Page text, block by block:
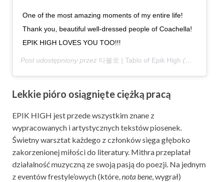
One of the most amazing moments of my entire life!
Thank you, beautiful well-dressed people of Coachella!
EPIK HIGH LOVES YOU TOO!!!
Post udostępniony przez 타블로 | Tablo of Epik High (@blobyblo)
Lekkie pióro osiągnięte ciężką pracą
EPIK HIGH jest przede wszystkim znane z
wypracowanych i artystycznych tekstów piosenek.
Świetny warsztat każdego z członków sięga głęboko
zakorzenionej miłości do literatury. Mithra przeplatał
działalność muzyczną ze swoją pasją do poezji. Na jednym
z eventów frestyle’owych (które,nota bene, wygrał)